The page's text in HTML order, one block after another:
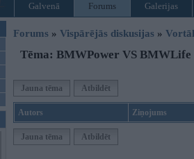
Galvenā Forums Galerijas
Forums » Vispārējās diskusijas »
Tēma: BMWPower VS BMWLife
Jauna tēma Atbildēt
Autors Ziņojums
Jauna tēma Atbildēt